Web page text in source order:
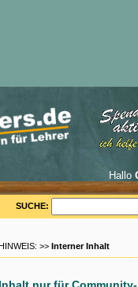
Hallo
SUCHE:
>> Interner Inhalt